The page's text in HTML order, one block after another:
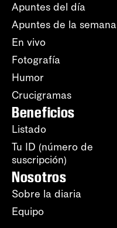
Apuntes del día
Apuntes de la semana
En vivo
Fotografía
Humor
Crucigramas
Beneficios
Listado
Tu ID (número de
suscripción)
Nosotros
Sobre la diaria
Equipo